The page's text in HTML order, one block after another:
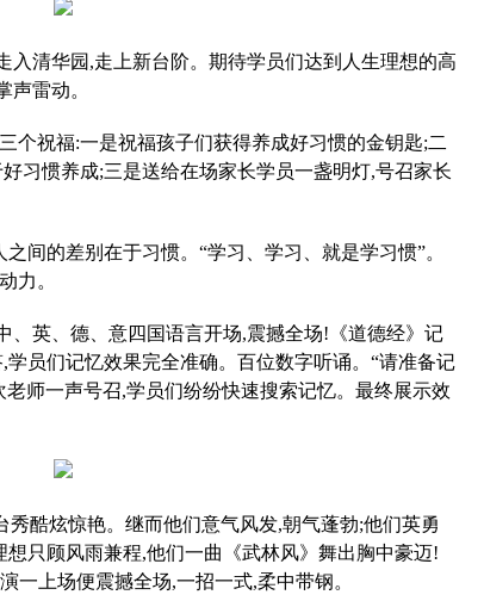
入清华园,走上新台阶。期待学员们达到人生理想的高
声雷动。
个祝福:一是祝福孩子们获得养成好习惯的金钥匙;二
习惯养成;三是送给在场家长学员一盏明灯,号召家长
间的差别在于习惯。“学习、学习、就是学习惯”。
力。
、英、德、意四国语言开场,震撼全场!《道德经》记
员们记忆效果完全准确。百位数字听诵。“请准备记
师一声号召,学员们纷纷快速搜索记忆。最终展示效
酷炫惊艳。继而他们意气风发,朝气蓬勃;他们英勇
只顾风雨兼程,他们一曲《武林风》舞出胸中豪迈!
一上场便震撼全场,一招一式,柔中带钢。